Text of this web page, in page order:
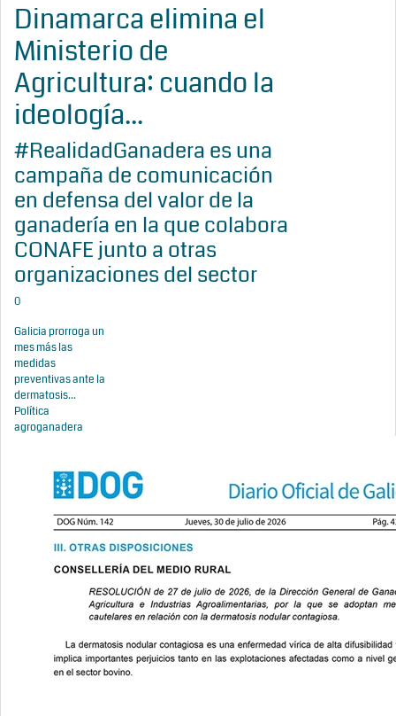
Dinamarca elimina el
Ministerio de
Agricultura: cuando la
ideología...
#RealidadGanadera es una
campaña de comunicación
en defensa del valor de la
ganadería en la que colabora
CONAFE junto a otras
organizaciones del sector
0
Galicia prorroga un
mes más las
medidas
preventivas ante la
dermatosis...
Política
agroganadera